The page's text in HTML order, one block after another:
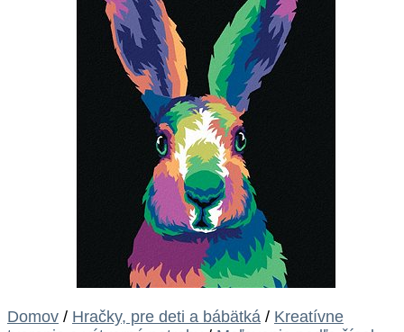
Domov / Hračky, pre deti a bábätká / Kreatívne